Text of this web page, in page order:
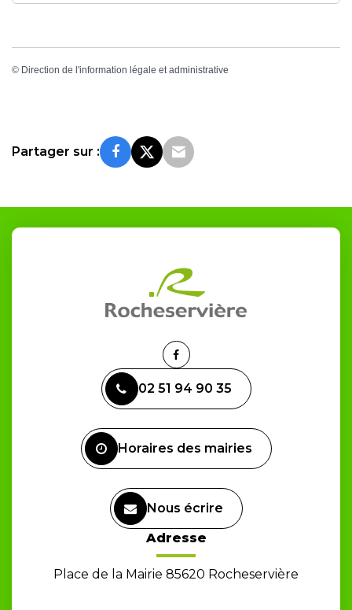
© Direction de l'information légale et administrative
Partager sur :
Lien
le
compte
02 51 94 90 35
Horaires des mairies
Nous écrire
Adresse
Place de la Mairie 85620 Rocheservière